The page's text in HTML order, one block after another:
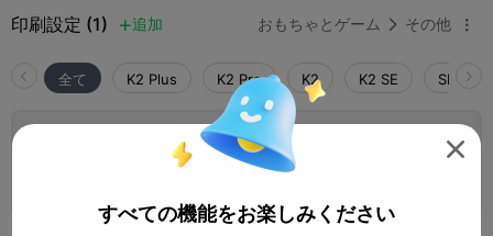
印刷設定 (1) 追加 おもちゃとゲーム  その他 
全て K2 Plus K2 Pro K2 K2 SE
0.2mm layer, 3 walls, 5% infill 
すべての機能をお楽しみください